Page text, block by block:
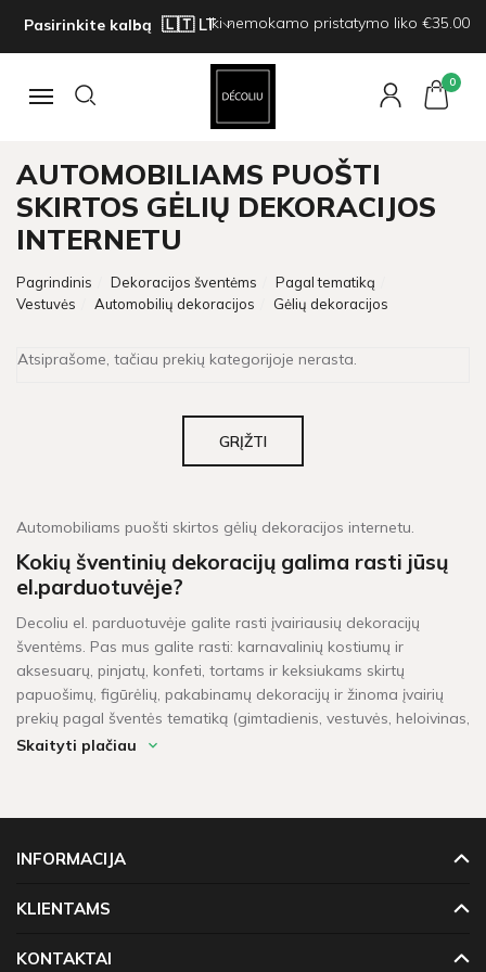
Pasirinkite kalbą Iki nemokamo pristatymo liko €35.00
Navigacija
0
AUTOMOBILIAMS PUOŠTI
SKIRTOS GĖLIŲ DEKORACIJOS
INTERNETU
Pagrindinis Dekoracijos šventėms
Pagal tematiką
Vestuvės
Automobilių dekoracijos Gėlių dekoracijos
Atsiprašome, tačiau prekių kategorijoje nerasta.
GRĮŽTI
Automobiliams puošti skirtos gėlių dekoracijos internetu.
Kokių šventinių dekoracijų galima rasti jūsų
el.parduotuvėje?
Decoliu el. parduotuvėje galite rasti įvairiausių dekoracijų
šventėms. Pas mus galite rasti: karnavalinių kostiumų ir
aksesuarų, pinjatų, konfeti, tortams ir keksiukams skirtų
papuošimų, figūrėlių, pakabinamų dekoracijų ir žinoma įvairių
prekių pagal šventės tematiką (gimtadienis, vestuvės, heloivinas,
kalėdos, krikštynos, mergvakaris, „baby shower" ir t.t.).
neturime, pristatymas gali užtrukti tarp 4 - 16 darbo dienų.
nemokamas pristatymas!
Skaityti plačiau
INFORMACIJA
KLIENTAMS
KONTAKTAI